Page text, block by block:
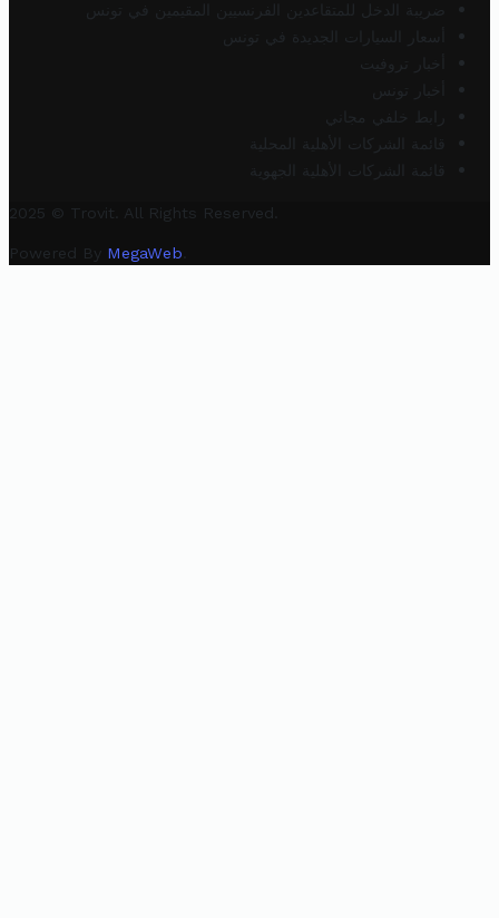
ضريبة الدخل للمتقاعدين الفرنسيين المقيمين في تونس
أسعار السيارات الجديدة في تونس
أخبار تروفيت
أخبار تونس
رابط خلفي مجاني
قائمة الشركات الأهلية المحلية
قائمة الشركات الأهلية الجهوية
2025 © Trovit. All Rights Reserved.
Powered By MegaWeb